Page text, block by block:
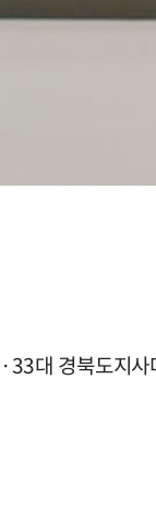
대 경북도지사